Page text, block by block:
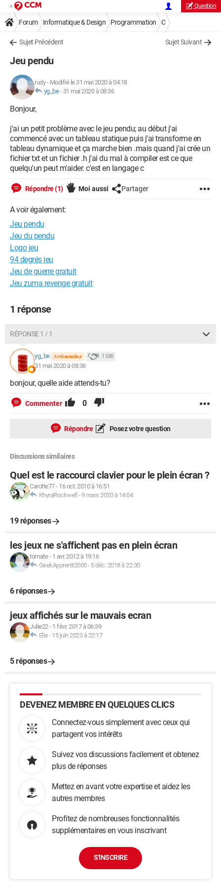
Question
Forum Informatique & Design Programmation C
Sujet Précédent Sujet Suivant
Jeu pendu
rudy- Modifié le 31 mai 2020 à 04:18
yg_be- 31 mai 2020 à 08:36
Bonjour,
j'ai un petit problème avec le jeu pendu; au début j'ai
commencé avec un tableau statique puis j'ai transforme en
tableau dynamique et ça marche bien .mais quand j'ai crée un
fichier txt et un fichier .h j'ai du mal à compiler est ce que
quelqu'un peut m'aider. c'est en langage c
Répondre (1) Moi aussi Partager
A voir également:
Jeu pendu
Jeu du pendu
Logo jeu
94 degrés jeu
Jeu de guerre gratuit
Jeu zuma revenge gratuit
1 réponse
RÉPONSE 1 / 1
yg_be Ambassadeur 1 588
31 mai 2020 à 08:36
bonjour, quelle aide attends-tu?
Commenter 0
Répondre Posez votre question
Discussions similaires
Quel est le raccourci clavier pour le plein écran ?
Carotte77- 16 oct. 2010 à 16:51
KhyraRockwell -9 mars 2020 à 14:04
19 réponses
les jeux ne s'affichent pas en plein écran
tomate- 1 avr. 2012 à 19:16
GeekApprenti2000- 5 déc. 2018 à 22:30
6 réponses
jeux affichés sur le mauvais ecran
Julie22- 1 févr. 2017 à 06:39
Elia - 15 juin 2023 à 22:17
5 réponses
DEVENEZ MEMBRE EN QUELQUES CLICS
Connectez-vous simplement avec ceux qui
partagent vos intérêts
Suivez vos discussions facilement et obtenez
plus de réponses
Mettez en avant votre expertise et aidez les
autres membres
Profitez de nombreuses fonctionnalités
supplémentaires en vous inscrivant
S'INSCRIRE